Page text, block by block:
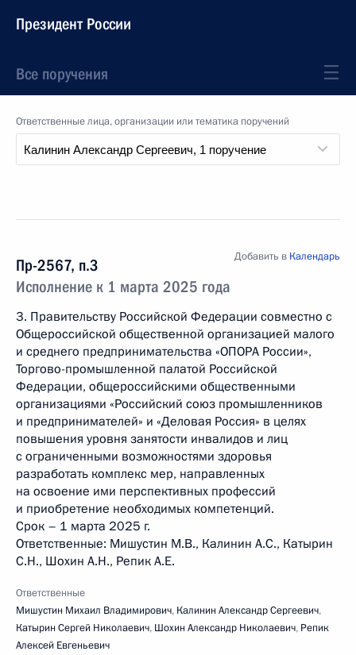
Президент России
Все поручения
Ответственные лица, организации или тематика поручений
Пр-2567, п.3
Исполнение к 1 марта 2025 года
Добавить в Календарь
3. Правительству Российской Федерации совместно c
Общероссийской общественной организацией малого
и среднего предпринимательства «ОПОРА России»,
Торгово-промышленной палатой Российской
Федерации, общероссийскими общественными
организациями «Российский союз промышленников
и предпринимателей» и «Деловая Россия» в целях
повышения уровня занятости инвалидов и лиц
с ограниченными возможностями здоровья
разработать комплекс мер, направленных
на освоение ими перспективных профессий
и приобретение необходимых компетенций.
Срок – 1 марта 2025 г.
Ответственные: Мишустин М.В., Калинин А.С., Катырин
С.Н., Шохин А.Н., Репик А.Е.
Ответственные
Мишустин Михаил Владимирович, Калинин Александр Сергеевич,
Катырин Сергей Николаевич, Шохин Александр Николаевич, Репик
Алексей Евгеньевич